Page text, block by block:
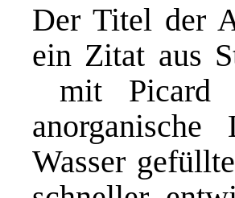
Der Titel der
ein Zitat aus
mit Picard
Wasser